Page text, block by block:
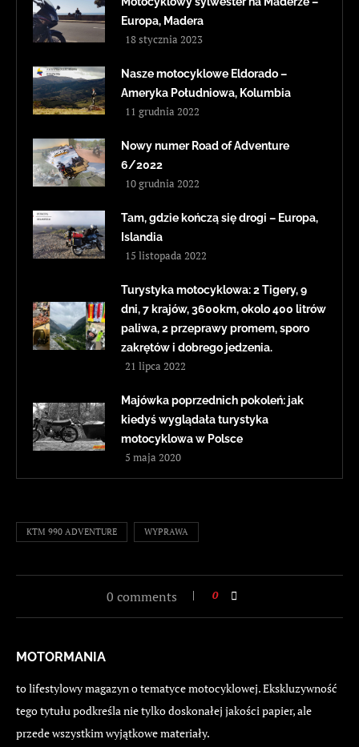
Europa, Madera
18 stycznia 2023
Nasze motocyklowe Eldorado –
Ameryka Południowa, Kolumbia
11 grudnia 2022
Nowy numer Road of Adventure
6/2022
10 grudnia 2022
Tam, gdzie kończą się drogi – Europa,
Islandia
15 listopada 2022
Turystyka motocyklowa: 2 Tigery, 9
dni, 7 krajów, 3600km, okolo 400 litrów
paliwa, 2 przeprawy promem, sporo
zakrętów i dobrego jedzenia.
21 lipca 2022
Majówka poprzednich pokoleń: jak
kiedyś wyglądała turystyka
motocyklowa w Polsce
5 maja 2020
KTM 990 ADVENTURE WYPRAWA
0 comments 0
MOTORMANIA
to lifestylowy magazyn o tematyce motocyklowej. Ekskluzywność
tego tytułu podkreśla nie tylko doskonałej jakości papier, ale
przede wszystkim wyjątkowe materiały.